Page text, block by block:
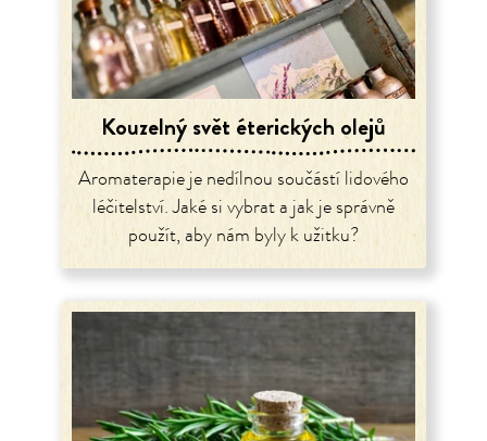
Kouzelný svět éterických olejů
Aromaterapie je nedílnou součástí lidového
léčitelství. Jaké si vybrat a jak je správně
použít, aby nám byly k užitku?